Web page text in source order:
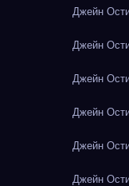
Джейн
Джейн
Джейн
Джейн
Джейн
Джейн